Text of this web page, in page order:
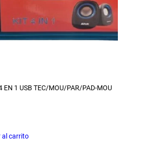
EN 1 USB TEC/MOU/PAR/PAD-MOU
al carrito